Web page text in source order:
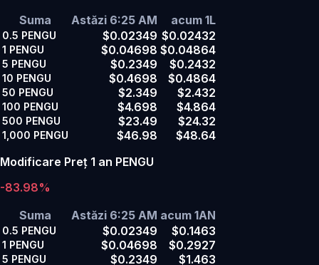
Suma
Astăzi 6:25 AM acum 1L
0.5 PENGU $0.02349 $0.02432
1 PENGU $0.04698 $0.04864
5 PENGU $0.2349 $0.2432
10 PENGU $0.4698 $0.4864
50 PENGU $2.349 $2.432
100 PENGU $4.698 $4.864
500 PENGU $23.49 $24.32
1,000 PENGU $46.98
$48.64
Modificare Preț 1 an PENGU
-83.98%
Suma
Astăzi 6:25 AM acum 1AN
0.5 PENGU $0.02349 $0.1463
1 PENGU $0.04698 $0.2927
5 PENGU $0.2349 $1.463